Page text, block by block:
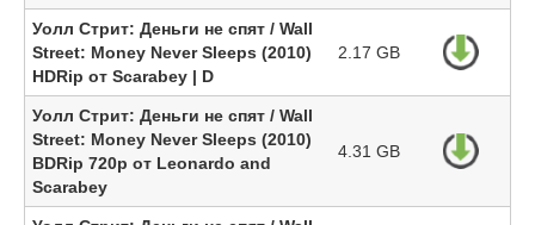
Уолл Стрит: Деньги не спят / Wall
Street: Money Never Sleeps (2010)
HDRip от Scarabey | D
2.17 GB
Уолл Стрит: Деньги не спят / Wall
Street: Money Never Sleeps (2010)
BDRip 720p от Leonardo and
Scarabey
4.31 GB